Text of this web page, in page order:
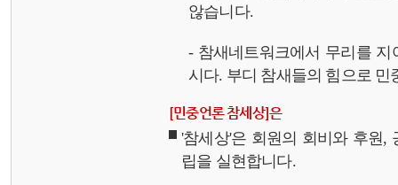
않습니다.
- 참새네트워크에서 무리를
시다. 부디 참새들의 힘으로 민
[민중언론 참세상]은
'참세상'은 회원의 회비와 후원,
립을 실현합니다.